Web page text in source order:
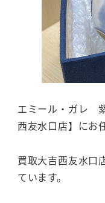
エミール・ガレ
西友水口店】にお
買取大吉西友水
ています。